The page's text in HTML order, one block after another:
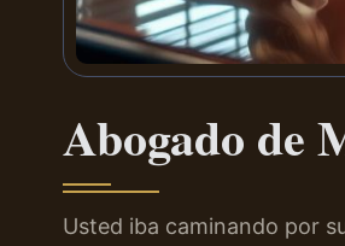
Abogado de
Usted iba caminando por